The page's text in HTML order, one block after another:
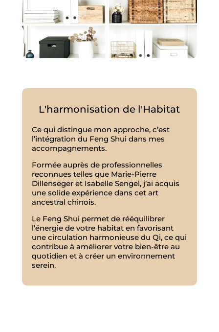
L'harmonisation de l'Habitat
Ce qui distingue mon approche, c’est
l’intégration du Feng Shui dans mes
accompagnements.
Formée auprès de professionnelles
reconnues telles que Marie-Pierre
Dillenseger et Isabelle Sengel, j’ai acquis
une solide expérience dans cet art
ancestral chinois.
Le Feng Shui permet de rééquilibrer
l’énergie de votre habitat en favorisant
une circulation harmonieuse du Qi, ce qui
contribue à améliorer votre bien-être au
quotidien et à créer un environnement
serein.